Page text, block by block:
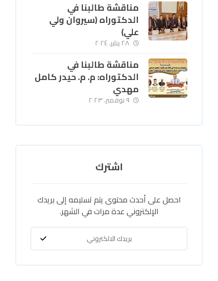
مناقشة طالبنا في
الدكتوراه (سيروان ولي
علي)
٢٨ يناير، ٢٠٢٤
مناقشة طالبنا في
الدكتوراه: م. م. حيدر كامل
مهدي
٩ نوفمبر، ٢٠٢٣
اشترك
احصل على أحدث محتوى يتم تسليمه إلى بريدك
الإلكتروني عدة مرات في الشهر.